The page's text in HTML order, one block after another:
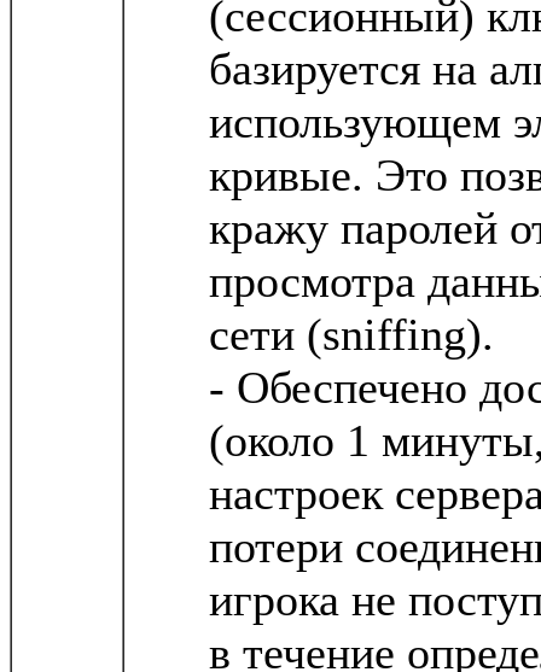
(сессионный)
базируется на
использующем
кривые. Это
кражу паролей
просмотра
сети (sniffing).
- Обеспечено
(около 1
настроек
потери
игрока не
в течение